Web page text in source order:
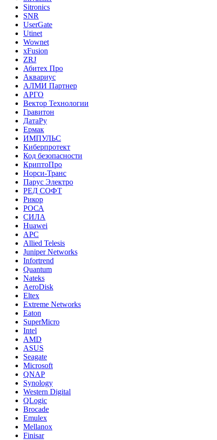
Sitronics
SNR
UserGate
Utinet
Wownet
xFusion
ZRJ
Абитех Про
Аквариус
АЛМИ Партнер
АРГО
Вектор Технологии
Гравитон
ДатаРу
Ермак
ИМПУЛЬС
Киберпротект
Код безопасности
КриптоПро
Норси-Транс
Парус Электро
РЕД СОФТ
Рикор
РОСА
СИЛА
Huawei
APC
Allied Telesis
Juniper Networks
Infortrend
Quantum
Nateks
AeroDisk
Eltex
Extreme Networks
Eaton
SuperMicro
Intel
AMD
ASUS
Seagate
Microsoft
QNAP
Synology
Western Digital
QLogic
Brocade
Emulex
Mellanox
Finisar